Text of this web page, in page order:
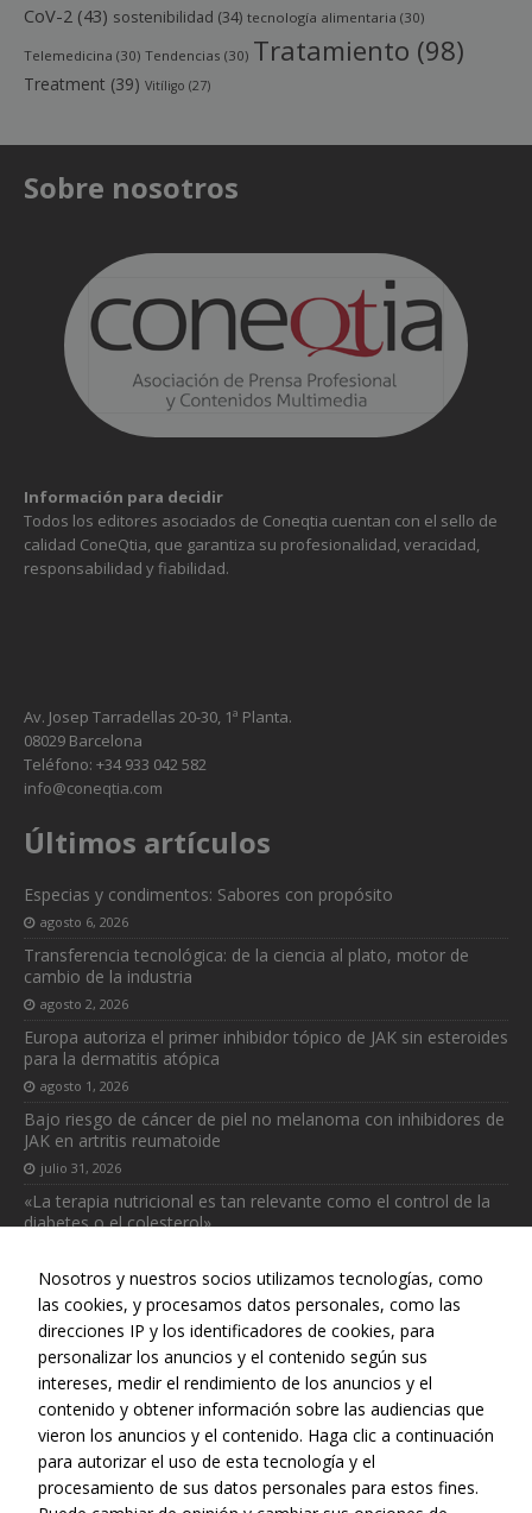
CoV-2 (43) sostenibilidad (34) tecnología alimentaria (30)
Telemedicina (30) Tendencias (30) Tratamiento (98)
Treatment (39) Vitíligo (27)
Sobre nosotros
Información para decidir
Todos los editores asociados de Coneqtia cuentan con el sello de
calidad ConeQtia, que garantiza su profesionalidad, veracidad,
responsabilidad y fiabilidad.
Av. Josep Tarradellas 20-30, 1ª Planta.
08029 Barcelona
Teléfono: +34 933 042 582
info@coneqtia.com
Últimos artículos
Especias y condimentos: Sabores con propósito
agosto 6, 2026
Transferencia tecnológica: de la ciencia al plato, motor de
cambio de la industria
agosto 2, 2026
Europa autoriza el primer inhibidor tópico de JAK sin esteroides
para la dermatitis atópica
agosto 1, 2026
Bajo riesgo de cáncer de piel no melanoma con inhibidores de
JAK en artritis reumatoide
julio 31, 2026
«La terapia nutricional es tan relevante como el control de la
diabetes o el colesterol»
Web realizada con el patrocinio del Centro Español de Derechos
Reprográficos
Nosotros y nuestros socios utilizamos tecnologías, como
las cookies, y procesamos datos personales, como las
direcciones IP y los identificadores de cookies, para
personalizar los anuncios y el contenido según sus
intereses, medir el rendimiento de los anuncios y el
contenido y obtener información sobre las audiencias que
vieron los anuncios y el contenido. Haga clic a continuación
para autorizar el uso de esta tecnología y el
procesamiento de sus datos personales para estos fines.
son
Son
necesarias
funcione la
web.
Estadísticas
mejorar la
funcionalidad
y estructura
base a cómo
se usa la web.